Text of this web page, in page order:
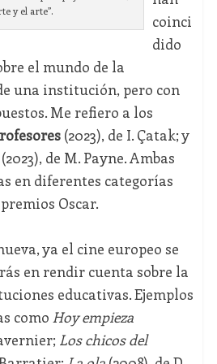
y el arte”.
coinci
dido
el mundo de la
una institución, pero con
Me refiero a los
(2023), de I. Çatak; y
de M. Payne. Ambas
en diferentes categorías
Oscar.
ya el cine europeo se
en rendir cuenta sobre la
educativas. Ejemplos
como Hoy empieza
Los chicos del